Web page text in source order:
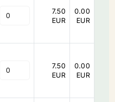
7.50
EUR
0.00
EUR
7.50
EUR
0.00
EUR